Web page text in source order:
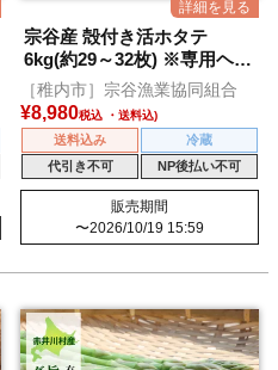
宗谷産 殻付き活ホタテ
6kg(約29～32枚) ※専用ヘラ
付き
［稚内市］宗谷漁業協同組合
¥8,980税込
送料込み
冷蔵
代引き不可
NP後払い不可
販売期間
〜2026/10/19 15:59